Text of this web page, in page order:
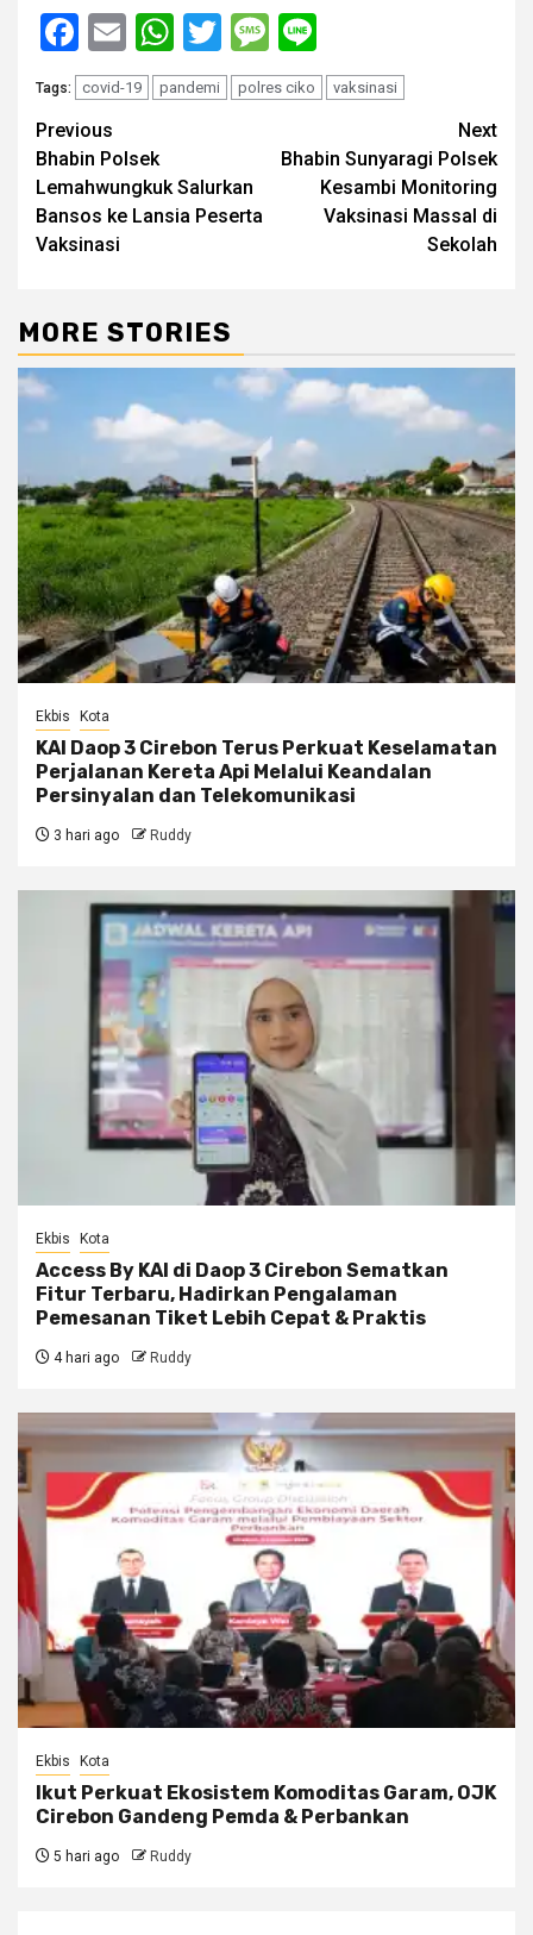
Facebook
EmailWhatsApp
TwitterMessage
Tags: covid-19 pandemi polres ciko vaksinasi
Post
navigation
Previous
Bhabin Polsek
Lemahwungkuk Salurkan
Bansos ke Lansia Peserta
Vaksinasi
Next
Bhabin Sunyaragi Polsek
Kesambi Monitoring
Vaksinasi Massal di
Sekolah
MORE STORIES
Ekbis Kota
KAI Daop 3 Cirebon Terus Perkuat Keselamatan
Perjalanan Kereta Api Melalui Keandalan
Persinyalan dan Telekomunikasi
3 hari ago Ruddy
Ekbis Kota
Access By KAI di Daop 3 Cirebon Sematkan
Fitur Terbaru, Hadirkan Pengalaman
Pemesanan Tiket Lebih Cepat & Praktis
4 hari ago Ruddy
Ekbis Kota
Ikut Perkuat Ekosistem Komoditas Garam, OJK
Cirebon Gandeng Pemda & Perbankan
5 hari ago Ruddy